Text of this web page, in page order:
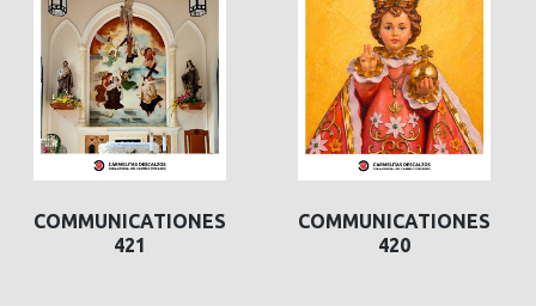
COMMUNICATIONES
421
COMMUNICATIONES
420
COMMUNICATIONES